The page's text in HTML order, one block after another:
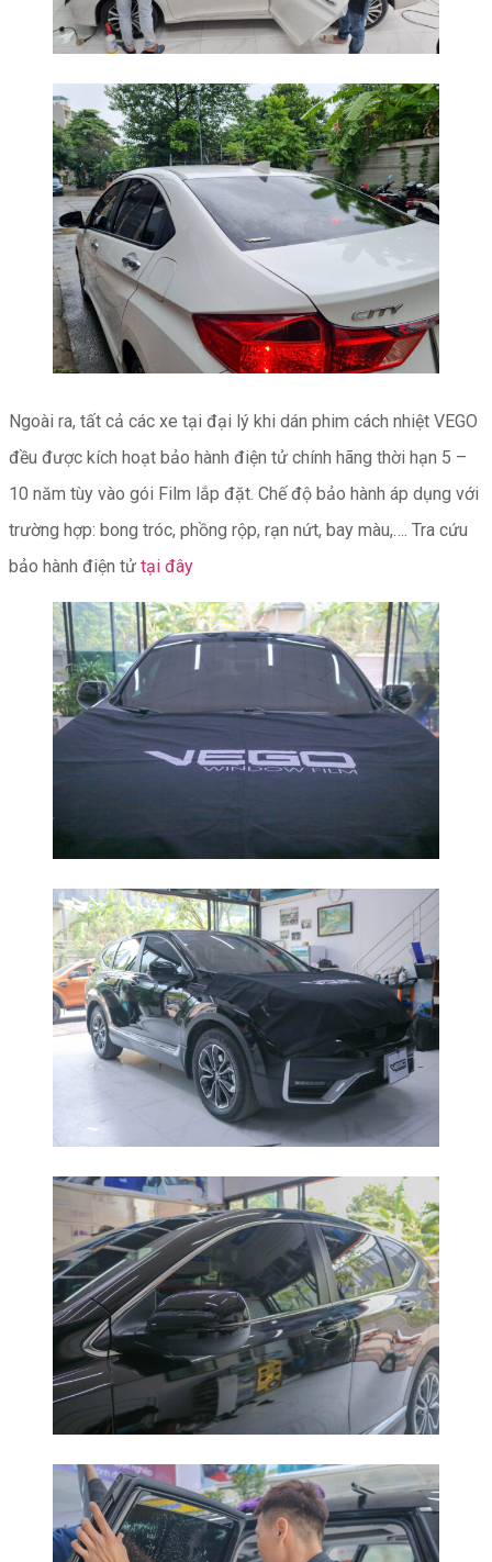
Ngoài ra, tất cả các xe tại đại lý khi dán phim cách nhiệt VEGO
đều được kích hoạt bảo hành điện tử chính hãng thời hạn 5 –
10 năm tùy vào gói Film lắp đặt. Chế độ bảo hành áp dụng với
trường hợp: bong tróc, phồng rộp, rạn nứt, bay màu,…. Tra cứu
bảo hành điện tử tại đây